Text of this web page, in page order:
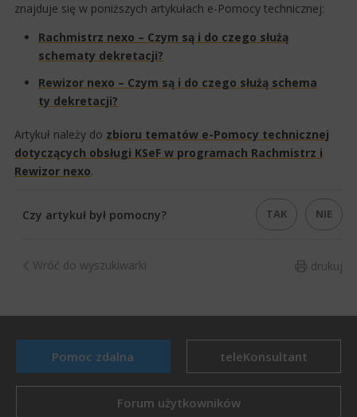
znajduje się w poniższych artykułach e-Pomocy technicznej:
Rachmistrz nexo – Czym są i do czego służą
schematy dekretacji?
Rewizor nexo – Czym są i do czego służą schema​
ty dekretacji?
Artykuł należy do zbioru tematów e-Pomocy technicznej
dotyczących obsługi KSeF w programach Rachmistrz i
Rewizor nexo.​
Czy artykuł był pomocny? TAK NIE
drukuj
Wróć do wyszukiwarki
Pomoc zdalna teleKonsultant
Forum użytkowników